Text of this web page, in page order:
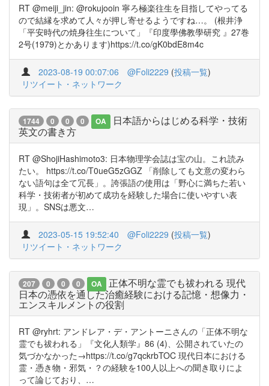
RT @meiji_jin: @rokujooin 寧ろ極楽往生を目指してやってる
ので結縁を求めて人々が押し寄せるようですね…。 (根井浄
「平安時代の焼身往生について」『印度學佛教學研究 』27巻
2号(1979)とかあります)https://t.co/gK0bdE8m4c
2023-08-19 00:07:06 @Foli2229 (投稿一覧)
リツイート・ネットワーク
1744 0 0 0 OA
日本語からはじめる科学・技術
英文の書き方
RT @ShojiHashimoto3: 日本物理学会誌は宝の山。これ読み
たい。 https://t.co/T0ueG5zGGZ 「削除しても文意の変わら
ない語句は全て冗長」。誇張語の使用は「野心に満ちた若い
科学・技術者が初めて成功を経験した場合に使いやすい表
現」。SNSは悪文…
2023-05-15 19:52:40 @Foli2229 (投稿一覧)
リツイート・ネットワーク
207 0 0 0 OA
正体不明な霊でも祓われる 現代
日本の憑依を通した治癒経験における記憶・想像力・
エンスキルメントの役割
RT @ryhrt: アンドレア・デ・アントーニさんの「正体不明な
霊でも祓われる」『文化人類学』86 (4)、公開されていたの
気づかなかった→https://t.co/g7qckrbTOC 現代日本における
霊・憑き物・邪気・？の経験を100人以上への聞き取りによ
って論じており、…